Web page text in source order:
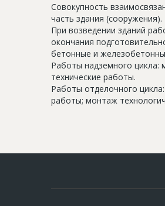
Совокупность
часть здания (сооружения).
При возведении зданий
окончания
бетонные и
Работы надземного цикла:
технические работы.
Работы отделочного
работы; монтаж